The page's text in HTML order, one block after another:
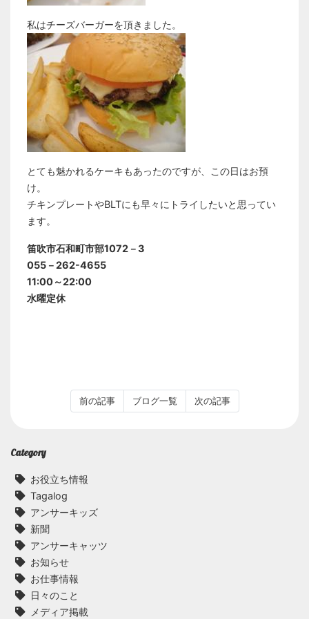
私はチーズバーガーを頂きました。
とても魅かれるケーキもあったのですが、この日はお預
け。
チキンプレートやBLTにも早々にトライしたいと思ってい
ます。
笛吹市石和町市部1072－3
055－262-4655
11:00～22:00
水曜定休
前の記事 ブログ一覧 次の記事
Category
お役立ち情報
Tagalog
アンサーキッズ
新聞
アンサーキャッツ
お知らせ
お仕事情報
日々のこと
メディア掲載